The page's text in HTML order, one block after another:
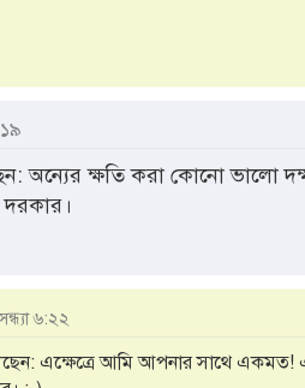
অন্যের ক্ষতি করা কোনো ভালো
৬:২২
এক্ষেত্রে আমি আপনার সাথে একমত!